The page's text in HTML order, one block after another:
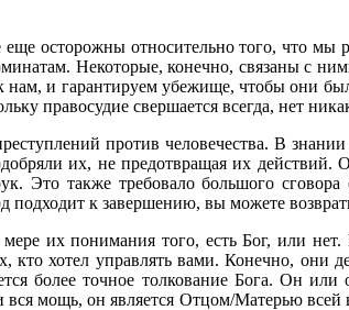
осторожны относительно того, что мы
Некоторые, конечно, связаны с
и гарантируем убежище, чтобы они
правосудие свершается всегда, нет
против человечества. В
их, не предотвращая их
Это также требовало большого
к завершению, вы можете
их понимания того, есть Бог, или
кто хотел управлять вами. Конечно,
более точное толкование Бога. Он
вся мощь, он является Отцом/Матерью